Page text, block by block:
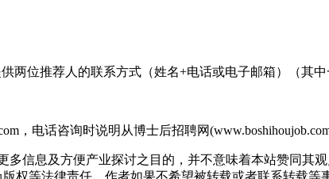
两位推荐人的联系方式（姓名+电话或电子邮箱）（其中
，电话咨询时说明从博士后招聘网
信息及方便产业探讨之目的，并不意味着本站赞同其
等法律责任。作者如果不希望被转载或者联系转载等